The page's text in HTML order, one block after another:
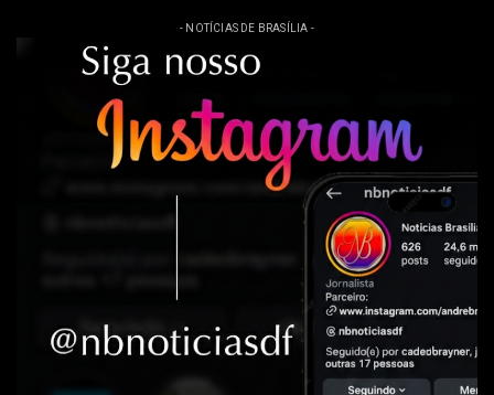
- NOTÍCIAS DE BRASÍLIA -